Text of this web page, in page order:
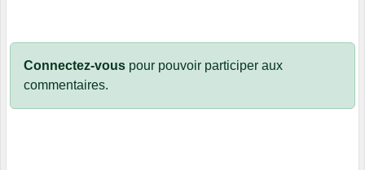
Connectez-vous pour pouvoir participer aux
commentaires.